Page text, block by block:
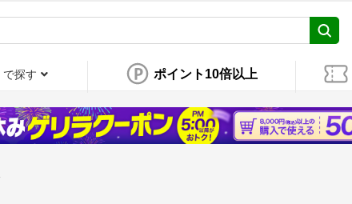
で探す ポイント10倍以上